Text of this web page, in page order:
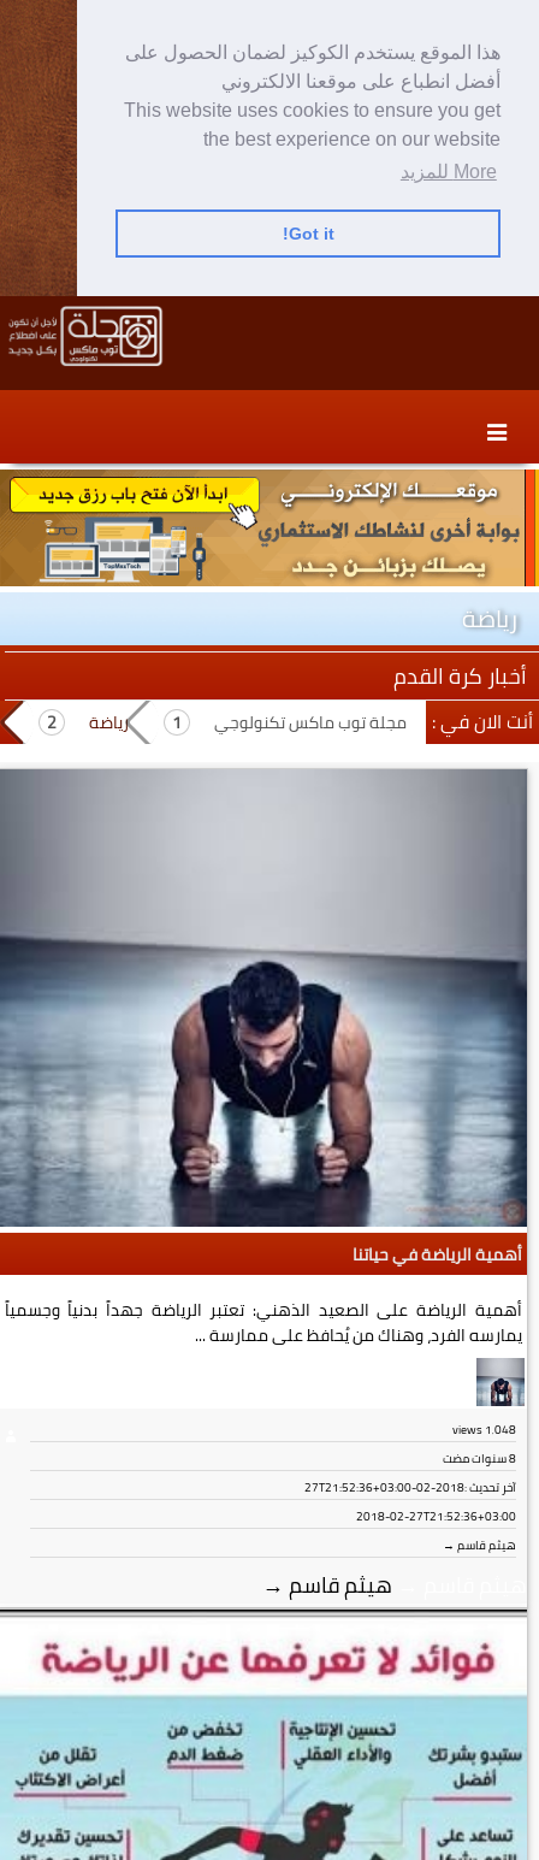
هذا الموقع يستخدم الكوكيز لضمان الحصول على
أفضل انطباع على موقعنا الالكتروني
This website uses cookies to ensure you get
the best experience on our website
More للمزيد
Got it!
content
secondary
content
رياضة
أخبار كرة القدم
أنت الان في : مجلة توب ماكس تكنولوجي رياضة
أهمية الرياضة في حياتنا
أهمية الرياضة على الصعيد الذهني: تعتبر الرياضة جهداً بدنياً وجسمياً
يمارسه الفرد، وهناك من يُحافظ على ممارسة ...
1٬048
8 سنوات مضت
آخر تحديث :2018-02-27T21:52:36+03:00
2018-02-27T21:52:36+03:00
هيثم قاسم →
هيثم قاسم →